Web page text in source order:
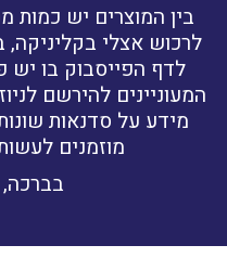
בין המוצרים יש כמות
לרכוש אצלי בקליניקה,
לדף הפייסבוק בו יש
המעוניינים להירשם
מידע על סדנאות
מוזמנים